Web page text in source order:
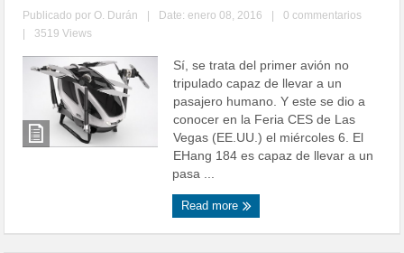
Publicado porO. Durán Date: enero 08, 2016
0 commentarios
3519 Views
Sí, se trata del primer avión no
tripulado capaz de llevar a un
pasajero humano. Y este se dio a
conocer en la Feria CES de Las
Vegas (EE.UU.) el miércoles 6. El
EHang 184 es capaz de llevar a un
pasa ...
Read more